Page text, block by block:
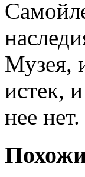
Музея,
истек,
нее нет.